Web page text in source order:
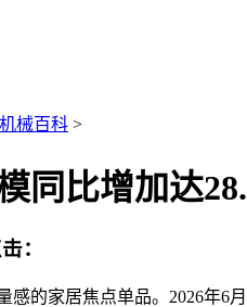
机械百科 >
同比增加达
：
家居焦点单品。2026年6